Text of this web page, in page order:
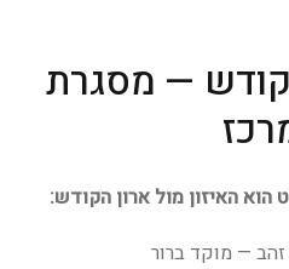
— מסגרת
הוא האיזון מול ארון הקודש:
— מוקד ברור